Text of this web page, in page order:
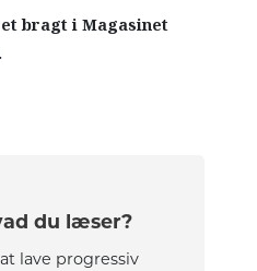
bragt i Magasinet
du læser?
lave progressiv